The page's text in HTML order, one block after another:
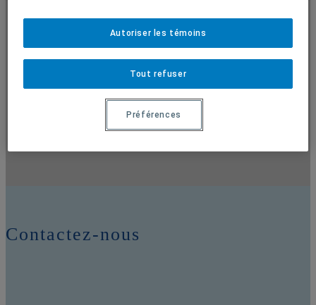
Contactez-nous!
Contactez-nous
Tout refuser
Autoriser les témoins
Préférences